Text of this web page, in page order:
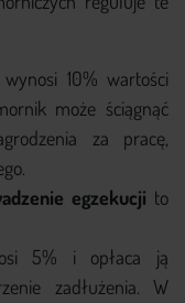
wynosi 10% wartości
może ściągnąć
za pracę,
egzekucji to
5% i opłaca ją
zadłużenia. W